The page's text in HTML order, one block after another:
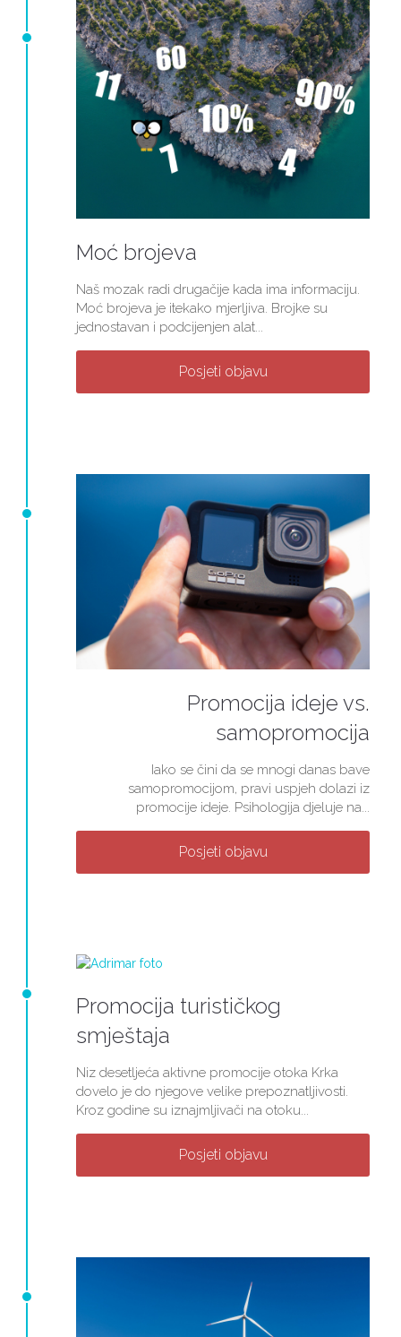
Moć brojeva
Naš mozak radi drugačije kada ima informaciju.
Moć brojeva je itekako mjerljiva. Brojke su
jednostavan i podcijenjen alat...
Posjeti objavu
Promocija ideje vs.
samopromocija
Iako se čini da se mnogi danas bave
samopromocijom, pravi uspjeh dolazi iz
promocije ideje. Psihologija djeluje na...
Posjeti objavu
Promocija turističkog
smještaja
Niz desetljeća aktivne promocije otoka Krka
dovelo je do njegove velike prepoznatljivosti.
Kroz godine su iznajmljivači na otoku...
Posjeti objavu